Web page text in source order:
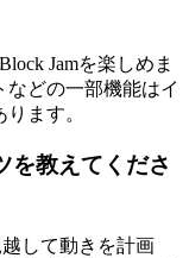
Jamを楽しめま
どの一部機能はイ
ます。
を教えてくださ
して動きを計画